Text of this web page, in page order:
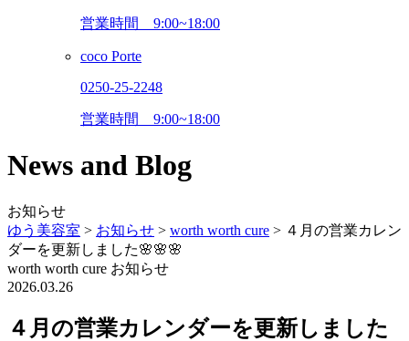
営業時間 9:00~18:00
coco Porte
0250-25-2248
営業時間 9:00~18:00
News and Blog
お知らせ
ゆう美容室 > お知らせ > worth worth cure > ４月の営業カレン
ダーを更新しました🌸🌸🌸
worth worth cure お知らせ
2026.03.26
４月の営業カレンダーを更新しました